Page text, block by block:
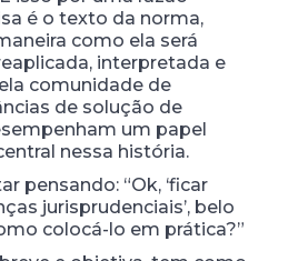
é o texto da norma,
como ela será
interpretada e
comunidade de
de solução de
um papel
nessa história.
pensando: “Ok, ‘ficar
jurisprudenciais’, belo
colocá-lo em prática?”